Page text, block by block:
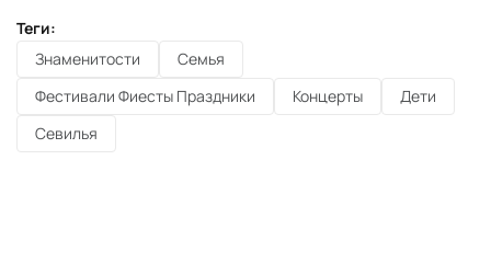
Теги:
Знаменитости
Семья
Фестивали Фиесты Праздники
Концерты
Дети
Севилья